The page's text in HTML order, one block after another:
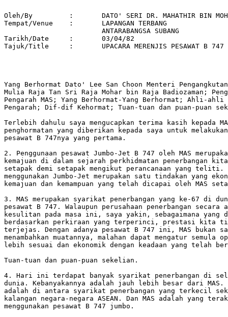
Oleh/By		:	DATO' SERI DR. MAHATHIR BIN MOHAMAD
Tempat/Venue 	: 	LAPANGAN TERBANG
Tarikh/Date 	: 	03/04/82
Tajuk/Title  	:	UPACARA MERENJIS PESAWAT B 747 MAS
Yang Berhormat Dato' Lee San Choon Menteri
Mulia Raja Tan Sri Raja Mohar bin Raja Badiozaman;
Pengarah MAS; Yang Berhormat-Yang Berhormat; Ahli-ahli
Pengarah; Dif-dif Kehormat; Tuan-tuan dan puan-puan
Terlebih dahulu saya mengucapkan terima kasih kepada
penghormatan yang diberikan kepada saya untuk
pesawat B 747nya yang pertama.
2. Penggunaan pesawat Jumbo-Jet B 747 oleh MAS
kemajuan di dalam sejarah perkhidmatan penerbangan
setapak demi setapak mengikut perancanaan yang teliti.
menggunakan Jumbo-Jet merupakan satu tindakan yang
kemajuan dan kemampuan yang telah dicapai oleh MAS
3. MAS merupakan syarikat penerbangan yang ke-67 di
pesawat B 747. Walaupun perusahaan penerbangan secara
kesulitan pada masa ini, saya yakin, sebagaimana yang
berdasarkan perkiraan yang terperinci, prestasi kita
terjejas. Dengan adanya pesawat B 747 ini, MAS bukan
menambahkan muatannya, malahan dapat mengatur semula
lebih sesuai dan ekonomik dengan keadaan yang telah
Tuan-tuan dan puan-puan sekelian.
4. Hari ini terdapat banyak syarikat penerbangan di
dunia. Kebanyakannya adalah jauh lebih besar dari MAS.
adalah di antara syarikat penerbangan yang terkecil
kalangan negara-negara ASEAN. Dan MAS adalah yang
menggunakan pesawat B 747 jumbo.